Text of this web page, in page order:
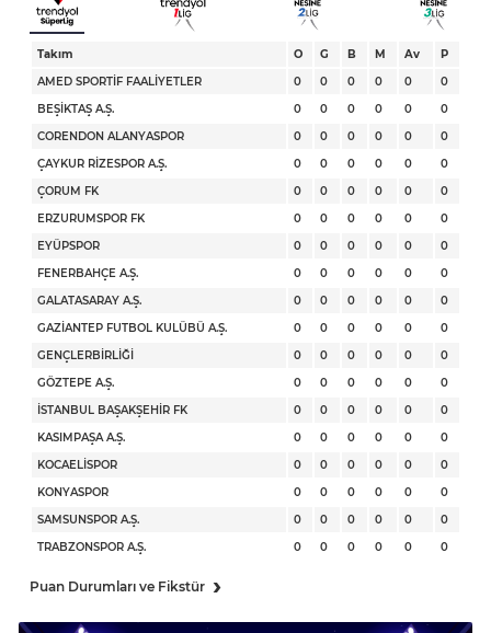
Takım O G B M Av
P
AMED SPORTİF FAALİYETLER
0 0 0 0 0
0
BEŞİKTAŞ A.Ş.
0 0 0 0 0
0
CORENDON ALANYASPOR
0 0 0 0 0
0
ÇAYKUR RİZESPOR A.Ş.
0 0 0 0 0
0
ÇORUM FK
0 0 0 0 0
0
ERZURUMSPOR FK
0 0 0 0 0
0
EYÜPSPOR
0 0 0 0 0
0
FENERBAHÇE A.Ş.
0 0 0 0 0
0
GALATASARAY A.Ş.
0 0 0 0 0
0
GAZİANTEP FUTBOL KULÜBÜ A.Ş.
0 0 0 0 0
0
GENÇLERBİRLİĞİ
0 0 0 0 0
0
GÖZTEPE A.Ş.
0 0 0 0 0
0
İSTANBUL BAŞAKŞEHİR FK
0 0 0 0 0
0
KASIMPAŞA A.Ş.
0 0 0 0 0
0
KOCAELİSPOR
0 0 0 0 0
0
KONYASPOR
0 0 0 0 0
0
SAMSUNSPOR A.Ş.
0 0 0 0 0
0
TRABZONSPOR A.Ş.
0 0 0 0 0 0
Puan Durumları ve Fikstür ›